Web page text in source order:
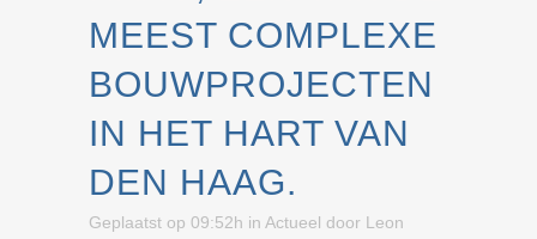
MEEST COMPLEXE
BOUWPROJECTEN
IN HET HART VAN
DEN HAAG.
Geplaatst op 09:52h in Actueel door Leon